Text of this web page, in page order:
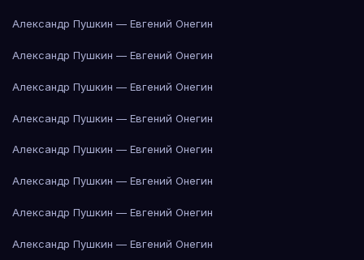
Александр Пушкин — Евгений Онегин
Александр Пушкин — Евгений Онегин
Александр Пушкин — Евгений Онегин
Александр Пушкин — Евгений Онегин
Александр Пушкин — Евгений Онегин
Александр Пушкин — Евгений Онегин
Александр Пушкин — Евгений Онегин
Александр Пушкин — Евгений Онегин